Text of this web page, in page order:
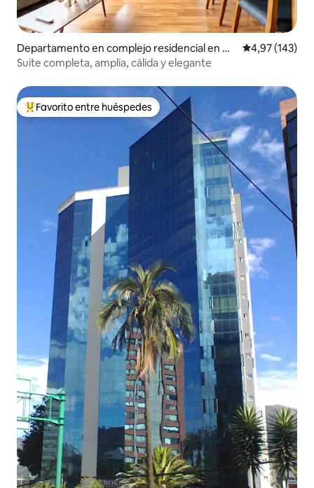
Departamento en complejo residencial en Qu
ito
Calificación
4,97 (143)
Suite completa, amplia, cálida y elegante
Favorito entre los huéspedes más destacados
Favorito entre huéspedes